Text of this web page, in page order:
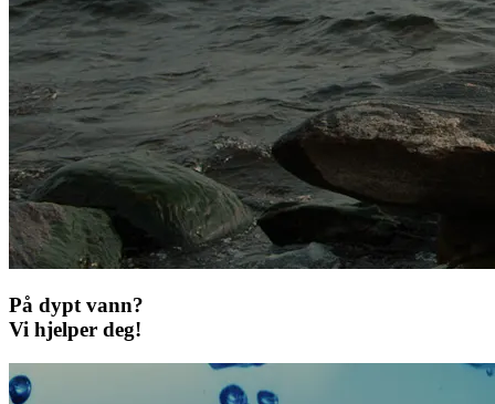
På dypt vann?
Vi hjelper deg!